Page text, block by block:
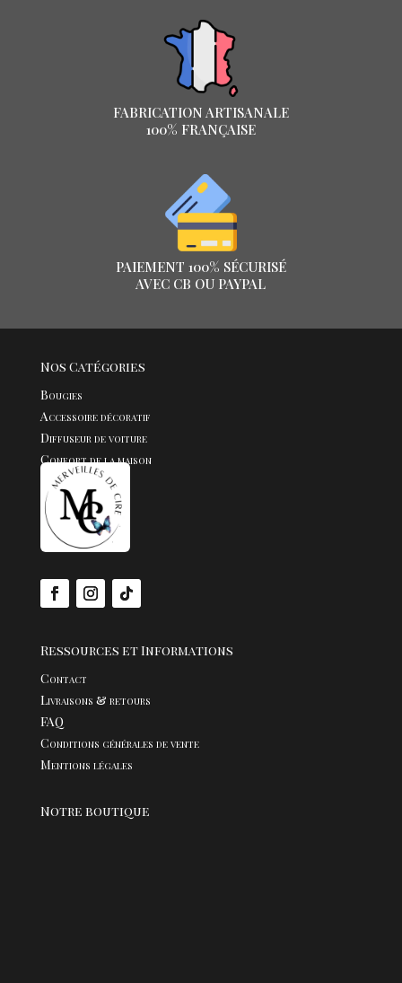
FABRICATION ARTISANALE
100% FRANÇAISE
PAIEMENT 100% SÉCURISÉ
AVEC CB OU PAYPAL
Nos Catégories
Bougies
Accessoire décoratif
Diffuseur de voiture
Confort de la maison
Fondants
Bijoux
Ressources et Informations
Contact
Livraisons & retours
FAQ
Conditions générales de vente
Mentions légales
Notre boutique